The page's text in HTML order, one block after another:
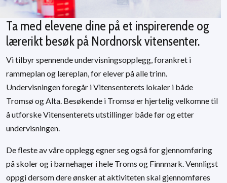
Ta med elevene dine på et inspirerende og
lærerikt besøk på Nordnorsk vitensenter.
Vi tilbyr spennende undervisningsopplegg, forankret i
rammeplan og læreplan, for elever på alle trinn.
Undervisningen foregår i Vitensenterets lokaler i både
Tromsø og Alta. Besøkende i Tromsø er hjertelig velkomne til
å utforske Vitensenterets utstillinger både før og etter
undervisningen.
De fleste av våre opplegg egner seg også for gjennomføring
på skoler og i barnehager i hele Troms og Finnmark. Vennligst
oppgi dersom dere ønsker at aktiviteten skal gjennomføres